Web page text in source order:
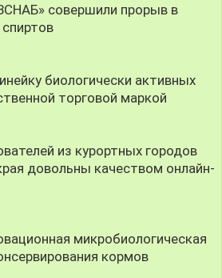
совершили прорыв в
биологически активных
торговой маркой
из курортных городов
довольны качеством онлайн-
микробиологическая
кормов